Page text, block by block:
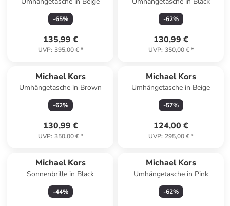
-65%
135,99 €
UVP: 395,00 €*
-62%
130,99 €
UVP: 350,00 €*
Michael Kors
Umhängetasche in Brown
-62%
130,99 €
UVP: 350,00 €*
Michael Kors
Umhängetasche in Beige
-57%
124,00 €
UVP: 295,00 €*
Michael Kors
Sonnenbrille in Black
-44%
Michael Kors
Umhängetasche in Pink
-62%